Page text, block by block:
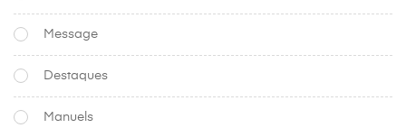
Message
Destaques
Manuels